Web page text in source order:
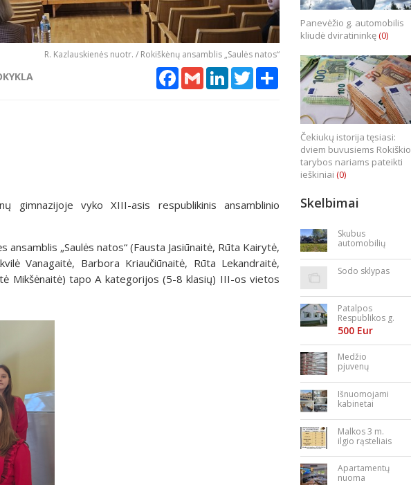
R. Kazlauskienės nuotr. / Rokiškėnų ansamblis „Saulės natos“
Facebook
GmailLinkedInTwitterShare
gimnazijoje vyko XIII-asis respublikinis ansamblinio
„Saulės natos“ (Fausta Jasiūnaitė, Rūta Kairytė,
Vanagaitė, Barbora Kriaučiūnaitė, Rūta Lekandraitė,
Mikšėnaitė) tapo A kategorijos (5-8 klasių) III-os vietos
Panevėžio g. automobilis
kliudė dviratininkę(0)
Čekiukų istorija tęsiasi:
dviem buvusiems Rokiškio
tarybos nariams pateikti
ieškiniai (0)
Skelbimai
Skubus
automobilių
Sodo sklypas
Patalpos
Respublikos g.
23
500 Eur
Medžio
pjuvenų
briketai
Išnuomojami
kabinetai
bės aikštėje
Malkos 3 m.
ilgio rąsteliais
Apartamentų
nuoma